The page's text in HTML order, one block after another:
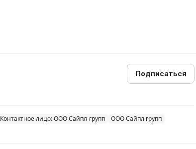
Подписаться
Контактное лицо: ООО Сайпл-групп
ООО Сайпл групп